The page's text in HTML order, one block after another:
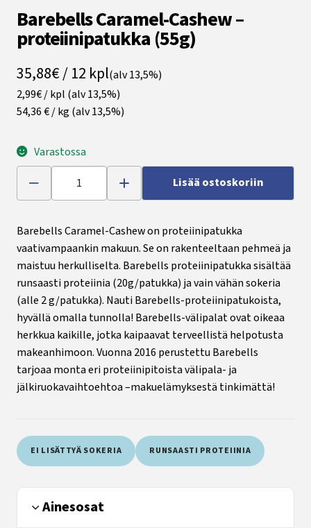
Barebells Caramel-Cashew –
proteiinipatukka (55g)
35,88€ / 12 kpl(alv 13,5%)
2,99€ / kpl (alv 13,5%)
54,36 € / kg (alv 13,5%)
Varastossa
Lisää ostoskoriin
Barebells Caramel-Cashew on proteiinipatukka
vaativampaankin makuun. Se on rakenteeltaan pehmeä ja
maistuu herkulliselta. Barebells proteiinipatukka sisältää
runsaasti proteiinia (20g/patukka) ja vain vähän sokeria
(alle 2 g/patukka). Nauti Barebells-proteiinipatukoista,
hyvällä omalla tunnolla! Barebells-välipalat ovat oikeaa
herkkua kaikille, jotka kaipaavat terveellistä helpotusta
makeanhimoon. Vuonna 2016 perustettu Barebells
tarjoaa monta eri proteiinipitoista välipala- ja
jälkiruokavaihtoehtoa –makuelämyksestä tinkimättä!
EI LISÄTTYÄ SOKERIA RUNSAASTI PROTEIINIA
Ainesosat